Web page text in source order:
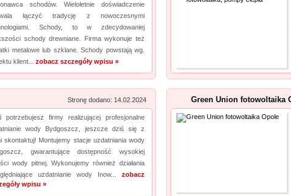
schodów. Wieloletnie doświadczenie
łączyć tradycję z nowoczesnymi
Schody, to w zdecydowaniej
schody drewniane. Firma wykonuje też
metalowe lub szklane. Schody powstają wg.
klient... zobacz szczegóły wpisu »
Stronę dodano: 14.02.2024
potrzebujesz firmy realizującej profesjonalne
wody Bydgoszcz, jeszcze dziś się z
skontaktuj! Montujemy stacje uzdatniania wody
gwarantujące dostępność wysokiej
wody pitnej. Wykonujemy również działania
uzdatnianie wody Inow... zobacz
wpisu »
Green Union fotowoltaika